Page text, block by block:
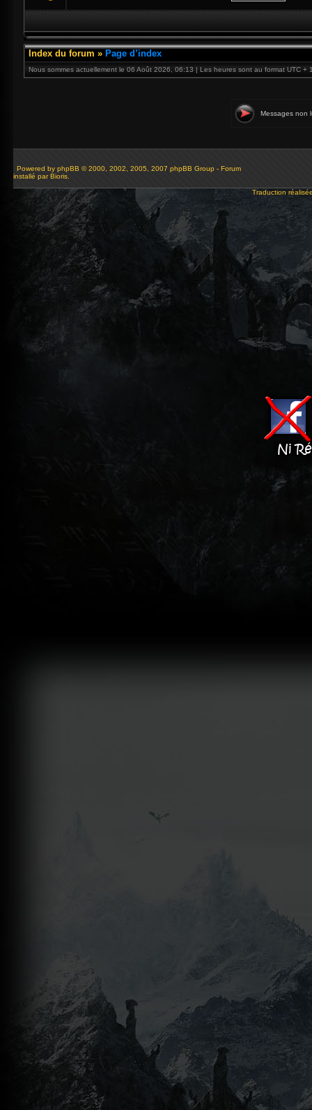
Index du forum » Page d’index
Nous sommes actuellement le 06 Août 2026, 06:13 | Les heures sont au format UTC +
Messages non
Powered by phpBB © 2000, 2002, 2005, 2007 phpBB Group - Forum
installé par Bioris.
Traduction